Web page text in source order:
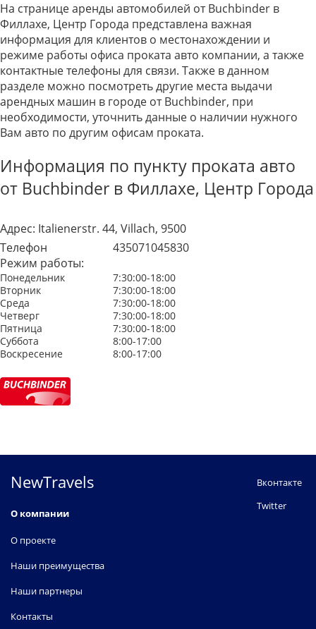
На странице аренды автомобилей от Buchbinder в
Филлахе, Центр Города представлена важная
информация для клиентов о местонахождении и
режиме работы офиса проката авто компании, а также
контактные телефоны для связи. Также в данном
разделе можно посмотреть другие места выдачи
арендных машин в городе от Buchbinder, при
необходимости, уточнить данные о наличии нужного
Вам авто по другим офисам проката.
Информация по пункту проката авто
от Buchbinder в Филлахе, Центр Города
Адрес: Italienerstr. 44, Villach, 9500
Телефон
435071045830
Режим работы:
Понедельник
7:30:00-18:00
Вторник
7:30:00-18:00
Среда
7:30:00-18:00
Четверг
7:30:00-18:00
Пятница
7:30:00-18:00
Суббота
8:00-17:00
Воскресение
8:00-17:00
NewTravels
О компании
О проекте
Наши преимущества
Наши партнеры
Контакты
Вконтакте
Twitter